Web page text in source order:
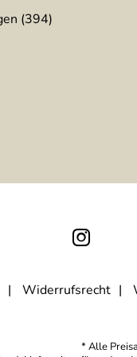
(394)
Widerrufsrecht
* Alle